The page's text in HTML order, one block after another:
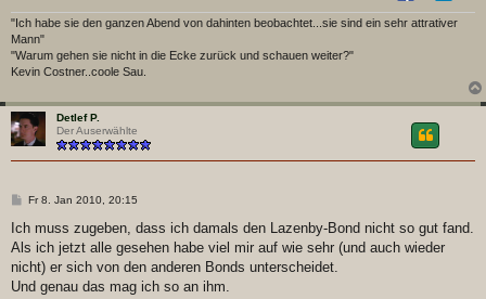
"Ich habe sie den ganzen Abend von dahinten beobachtet...sie sind ein sehr attrativer
Mann"
"Warum gehen sie nicht in die Ecke zurück und schauen weiter?"
Kevin Costner..coole Sau.
Detlef P.
Der Auserwählte
B
i
r
a
Fr 8. Jan 2010, 20:15
Ich muss zugeben, dass ich damals den Lazenby-Bond nicht so gut fand.
Als ich jetzt alle gesehen habe viel mir auf wie sehr (und auch wieder
nicht) er sich von den anderen Bonds unterscheidet.
Und genau das mag ich so an ihm.